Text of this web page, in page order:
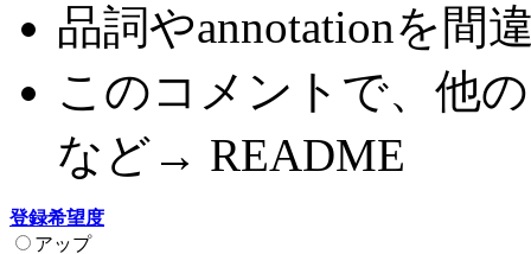
品詞やannotationを間
このコメントで、他
など→ README
登録希望度
アップ